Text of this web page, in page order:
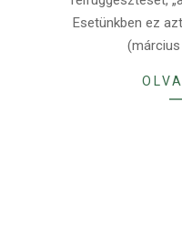
Esetünkben ez